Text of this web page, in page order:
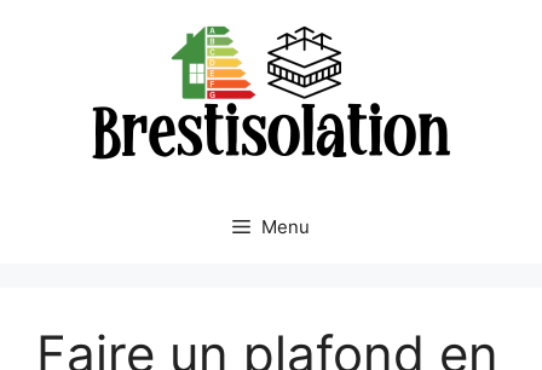
Menu
Faire un plafond en